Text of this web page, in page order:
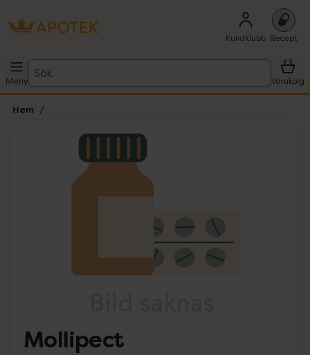
Kundklubb Recept
Meny
Sök
Varukorg
Hem
Lista: . Innehåller 1 objekt.
Mollipect